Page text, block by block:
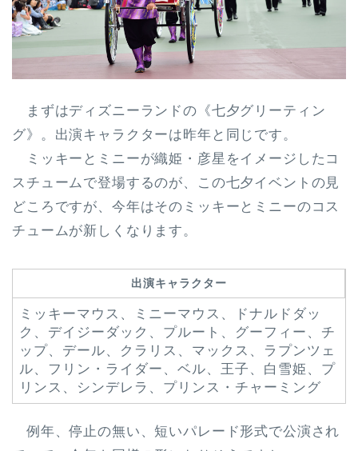
まずはディズニーランドの《七夕グリーティン
グ》。 出演キャラクターは昨年と同じ です。
ミッキーとミニーが織姫・彦星をイメージしたコ
スチュームで登場するのが、この七夕イベントの見
どころですが、今年はその ミッキーとミニーのコス
チュームが新しくなり ます。
出演キャラクター
ミッキーマウス、ミニーマウス、ドナルドダッ
ク、デイジーダック、プルート、グーフィー、チ
ップ、デール、クラリス、マックス、ラプンツェ
ル、フリン・ライダー、ベル、王子、白雪姫、プ
リンス、シンデレラ、プリンス・チャーミング
例年、停止の無い、短いパレード形式で公演され